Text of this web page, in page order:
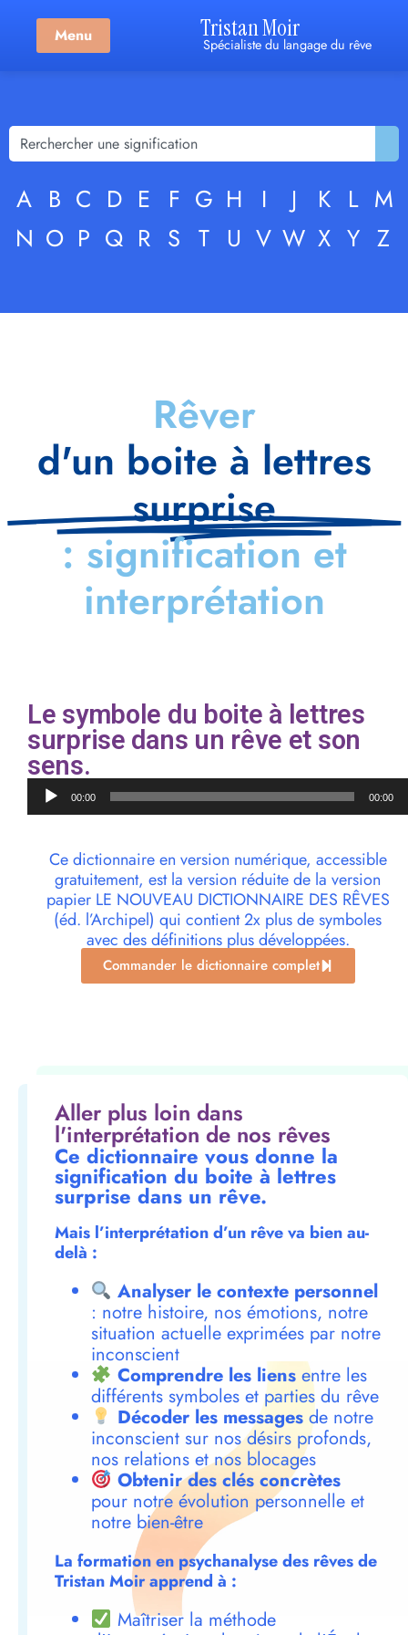
Menu Tristan Moir
Spécialiste du langage du rêve
A B C D E F G H I J K L M
N O P Q R S T U V W X Y Z
Rêver
d'un boite à lettres
surprise
: signification et
interprétation
Le symbole du boite à lettres
surprise dans un rêve et son
sens.
Lecteur
audio00:00 00:00
Ce dictionnaire en version numérique, accessible
gratuitement, est la version réduite de la version
papier LE NOUVEAU DICTIONNAIRE DES RÊVES
(éd. l’Archipel) qui contient 2x plus de symboles
avec des définitions plus développées.
Commander le dictionnaire complet
Aller plus loin dans
l'interprétation de nos rêves
Ce dictionnaire vous donne la
signification du boite à lettres
surprise dans un rêve.
Mais l’interprétation d’un rêve va bien au-
delà :
Analyser le contexte personnel
: notre histoire, nos émotions, notre
situation actuelle exprimées par notre
inconscient
Comprendre les liensentre les
différents symboles et parties du rêve
Décoder les messagesde notre
inconscient sur nos désirs profonds,
nos relations et nos blocages
Obtenir des clés concrètes
pour notre évolution personnelle et
notre bien-être
La formation en psychanalyse des rêves de
Tristan Moir apprend à :
Maîtriser la méthode